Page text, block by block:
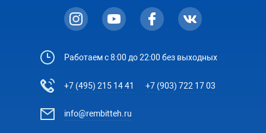
Работаем с 8:00 до 22:00 без выходных
+7 (495) 215 14 41 +7 (903) 722 17 03
info@rembitteh.ru